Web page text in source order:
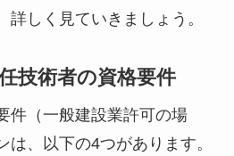
しく見ていきましょう。
技術者の資格要件
件（一般建設業許可の場
は、以下の4つがあります。